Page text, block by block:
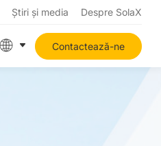
Știri și media Despre SolaX
Contactează-ne